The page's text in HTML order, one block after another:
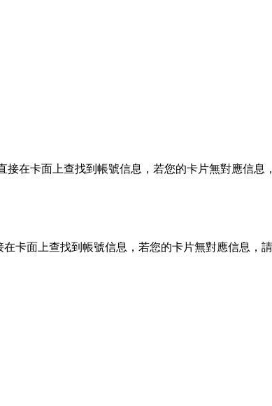
在卡面上查找到帳號信息，若您的卡片無對應信息
卡面上查找到帳號信息，若您的卡片無對應信息，